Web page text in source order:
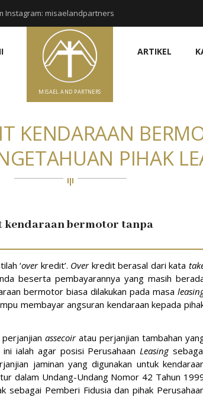
Instagram: misaelandpartners
MISAEL AND PARTNERS
ARTIKEL
KENDARAAN
PIHAK
kendaraan bermotor tanpa
‘overkredit’. Overkredit berasal dari kata
beserta pembayarannya yang masih
bermotor biasa dilakukan pada masa
membayar angsuran kendaraan kepada
assecoir atau perjanjian tambahan
ialah agar posisi Perusahaan Leasing
jaminan yang digunakan untuk
dalam Undang-Undang Nomor 42 Tahun
sebagai Pemberi Fidusia dan pihak